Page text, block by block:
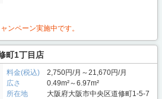
ンペーン実施中です。
町1丁目店
料金(税込)
2,750円/月～21,670円/月
広さ
0.49m²～6.97m²
所在地
大阪府大阪市中央区道修町1-5-7